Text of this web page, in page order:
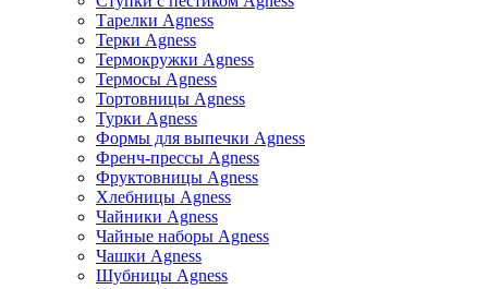
Тарелки Agness
Терки Agness
Термокружки Agness
Термосы Agness
Тортовницы Agness
Турки Agness
Формы для выпечки Agness
Френч-прессы Agness
Фруктовницы Agness
Хлебницы Agness
Чайники Agness
Чайные наборы Agness
Чашки Agness
Шубницы Agness